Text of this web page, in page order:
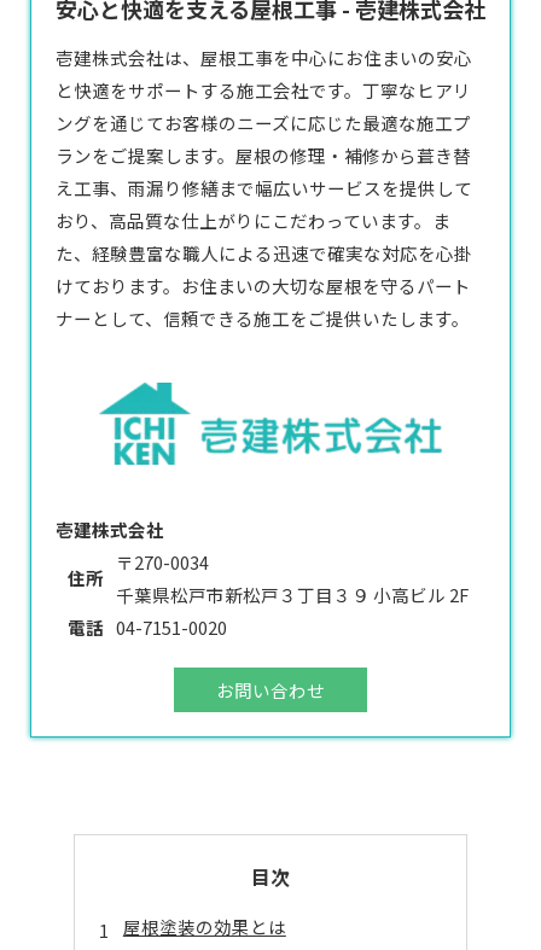
安心と快適を支える屋根工事 - 壱建株式会社
壱建株式会社は、屋根工事を中心にお住まいの安心
と快適をサポートする施工会社です。丁寧なヒアリ
ングを通じてお客様のニーズに応じた最適な施工プ
ランをご提案します。屋根の修理・補修から葺き替
え工事、雨漏り修繕まで幅広いサービスを提供して
おり、高品質な仕上がりにこだわっています。ま
た、経験豊富な職人による迅速で確実な対応を心掛
けております。お住まいの大切な屋根を守るパート
ナーとして、信頼できる施工をご提供いたします。
壱建株式会社
住所
〒270-0034
千葉県松戸市新松戸３丁目３９ 小高ビル 2F
電話 04-7151-0020
お問い合わせ
目次
屋根塗装の効果とは